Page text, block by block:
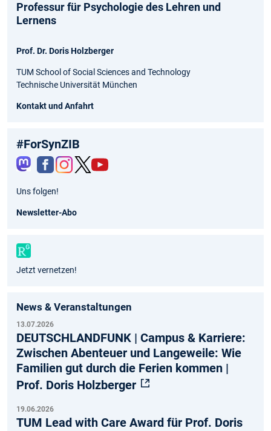
Professur für Psychologie des Lehren und
Lernens
Prof. Dr. Doris Holzberger
TUM School of Social Sciences and Technology
Technische Universität München
Kontakt und Anfahrt
#ForSynZIB
ebo
ok
agr
am
Uns folgen!
Newsletter-Abo
Jetzt vernetzen!
News & Veranstaltungen
13.07.2026
DEUTSCHLANDFUNK | Campus & Karriere:
Zwischen Abenteuer und Langeweile: Wie
Familien gut durch die Ferien kommen |
Prof. Doris Holzberger
19.06.2026
TUM Lead with Care Award für Prof. Doris